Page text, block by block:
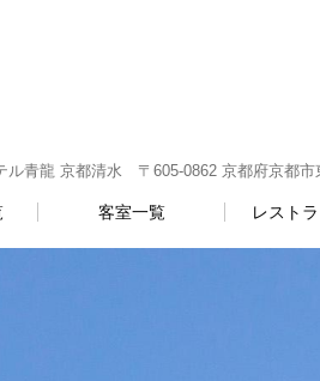
ル青龍 京都清水 〒605-0862 京都府京都
客室一覧 レスト